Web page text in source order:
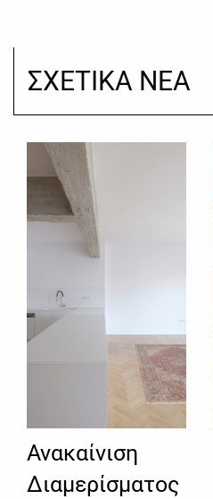
ΣΧΕΤΙΚΑ ΝΕΑ
Ανακαίνιση
Διαμερίσματος